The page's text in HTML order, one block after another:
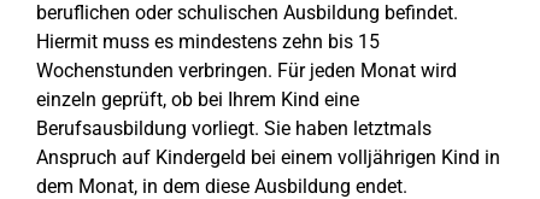
beruflichen oder schulischen Ausbildung befindet.
Hiermit muss es mindestens zehn bis 15
Wochenstunden verbringen. Für jeden Monat wird
einzeln geprüft, ob bei Ihrem Kind eine
Berufsausbildung vorliegt. Sie haben letztmals
Anspruch auf Kindergeld bei einem volljährigen Kind in
dem Monat, in dem diese Ausbildung endet.